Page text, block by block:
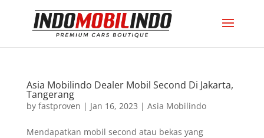
Asia Mobilindo Dealer Mobil Second Di Jakarta,
Tangerang
by fastproven | Jan 16, 2023 | Asia Mobilindo
Mendapatkan mobil second atau bekas yang